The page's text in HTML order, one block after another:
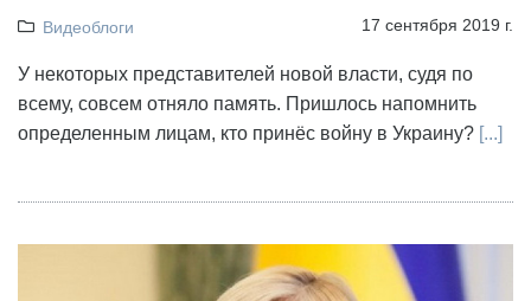
Видеоблоги 17 сентября 2019 г.
У некоторых представителей новой власти, судя по
всему, совсем отняло память. Пришлось напомнить
определенным лицам, кто принёс войну в Украину? [...]